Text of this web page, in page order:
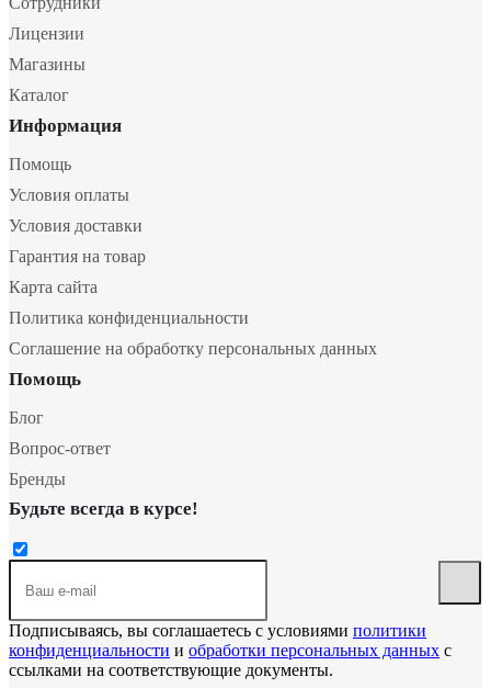
Лицензии
Магазины
Каталог
Информация
Помощь
Условия оплаты
Условия доставки
Гарантия на товар
Карта сайта
Политика конфиденциальности
Соглашение на обработку персональных данных
Помощь
Блог
Вопрос-ответ
Бренды
Будьте всегда в курсе!
Подписываясь, вы соглашаетесь с условиями политики
конфиденциальности и обработки персональных данных с
ссылками на соответствующие документы.